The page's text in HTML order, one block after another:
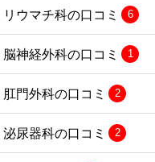
リウマチ科の口コミ 6
脳神経外科の口コミ 1
肛門外科の口コミ 2
泌尿器科の口コミ 2